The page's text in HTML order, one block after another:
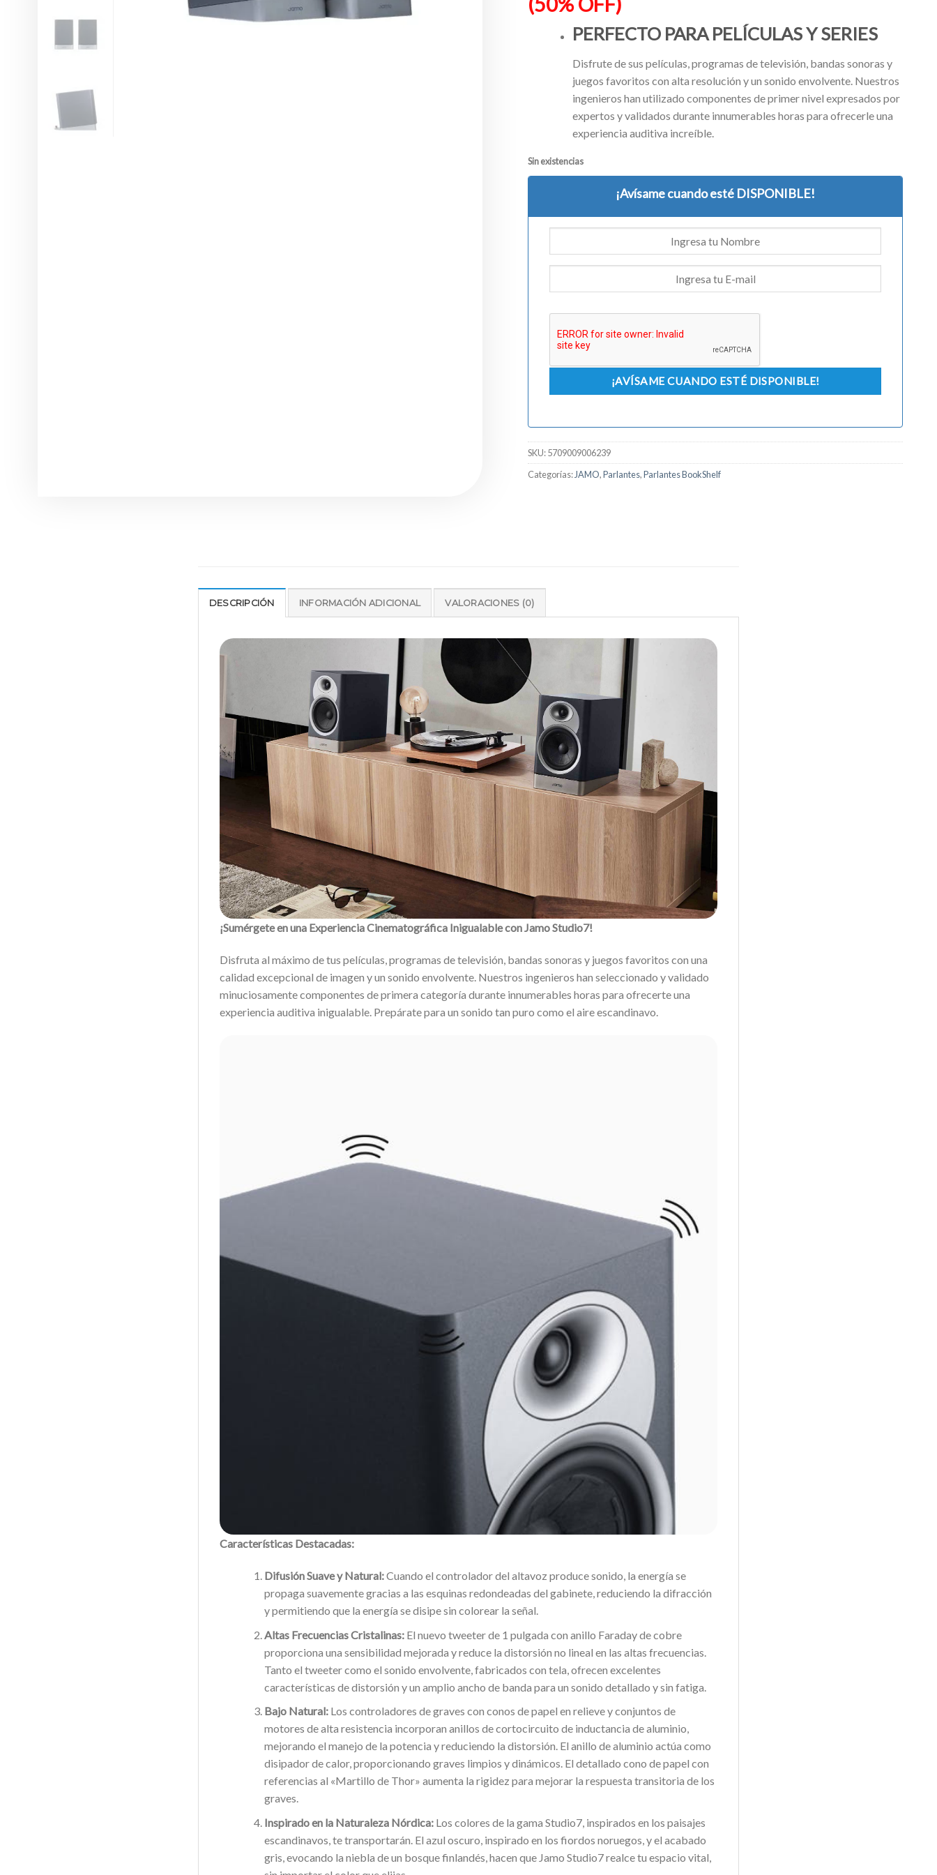
PERFECTO PARA PELÍCULAS Y SERIES
Disfrute de sus películas, programas de televisión, bandas sonoras y
juegos favoritos con alta resolución y un sonido envolvente. Nuestros
ingenieros han utilizado componentes de primer nivel expresados ​​por
expertos y validados durante innumerables horas para ofrecerle una
experiencia auditiva increíble.
Sin existencias
¡Avísame cuando esté DISPONIBLE!
SKU:5709009006239
Categorías: JAMO,Parlantes,Parlantes BookShelf
DESCRIPCIÓN INFORMACIÓN ADICIONAL VALORACIONES (0)
¡Sumérgete en una Experiencia Cinematográfica Inigualable con Jamo Studio7!
Disfruta al máximo de tus películas, programas de televisión, bandas sonoras y juegos favoritos con una
calidad excepcional de imagen y un sonido envolvente. Nuestros ingenieros han seleccionado y validado
minuciosamente componentes de primera categoría durante innumerables horas para ofrecerte una
experiencia auditiva inigualable. Prepárate para un sonido tan puro como el aire escandinavo.
Características Destacadas:
Difusión Suave y Natural:Cuando el controlador del altavoz produce sonido, la energía se
propaga suavemente gracias a las esquinas redondeadas del gabinete, reduciendo la difracción
y permitiendo que la energía se disipe sin colorear la señal.
Altas Frecuencias Cristalinas:El nuevo tweeter de 1 pulgada con anillo Faraday de cobre
proporciona una sensibilidad mejorada y reduce la distorsión no lineal en las altas frecuencias.
Tanto el tweeter como el sonido envolvente, fabricados con tela, ofrecen excelentes
características de distorsión y un amplio ancho de banda para un sonido detallado y sin fatiga.
Bajo Natural:Los controladores de graves con conos de papel en relieve y conjuntos de
motores de alta resistencia incorporan anillos de cortocircuito de inductancia de aluminio,
mejorando el manejo de la potencia y reduciendo la distorsión. El anillo de aluminio actúa como
disipador de calor, proporcionando graves limpios y dinámicos. El detallado cono de papel con
referencias al «Martillo de Thor» aumenta la rigidez para mejorar la respuesta transitoria de los
graves.
Inspirado en la Naturaleza Nórdica:Los colores de la gama Studio7, inspirados en los paisajes
escandinavos, te transportarán. El azul oscuro, inspirado en los fiordos noruegos, y el acabado
gris, evocando la niebla de un bosque finlandés, hacen que Jamo Studio7 realce tu espacio vital,